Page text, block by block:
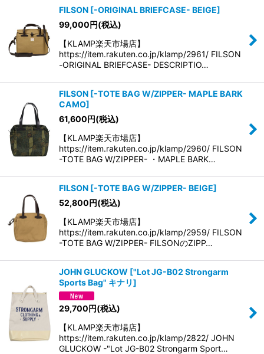
FILSON [-ORIGINAL BRIEFCASE- BEIGE]
99,000円(税込)
【KLAMP楽天市場店】
https://item.rakuten.co.jp/klamp/2961/ FILSON
-ORIGINAL BRIEFCASE- DESCRIPTIO…
FILSON [-TOTE BAG W/ZIPPER- MAPLE BARK
CAMO]
61,600円(税込)
【KLAMP楽天市場店】
https://item.rakuten.co.jp/klamp/2960/ FILSON
-TOTE BAG W/ZIPPER- ・MAPLE BARK…
FILSON [-TOTE BAG W/ZIPPER- BEIGE]
52,800円(税込)
【KLAMP楽天市場店】
https://item.rakuten.co.jp/klamp/2959/ FILSON
-TOTE BAG W/ZIPPER- FILSONのZIPP…
JOHN GLUCKOW ["Lot JG-B02 Strongarm
Sports Bag" キナリ]
29,700円(税込)
【KLAMP楽天市場店】
https://item.rakuten.co.jp/klamp/2822/ JOHN
GLUCKOW -"Lot JG-B02 Strongarm Sport…